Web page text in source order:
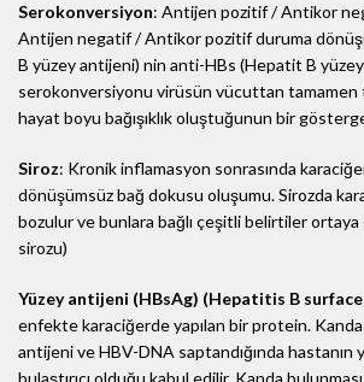
Serokonversiyon: Antijen pozitif / Antikor
Antijen negatif / Antikor pozitif duruma
B yüzey antijeni) nin anti-HBs (Hepatit B
serokonversiyonu virüsün vücuttan tamamen
hayat boyu bağışıklık oluştuğunun bir
Siroz: Kronik inflamasyon sonrasında
dönüşümsüz bağ dokusu oluşumu. Sirozda
bozulur ve bunlara bağlı çeşitli belirtiler ortaya
sirozu)
Yüzey antijeni (HBsAg) (Hepatitis B
enfekte karaciğerde yapılan bir protein.
antijeni ve HBV-DNA saptandığında